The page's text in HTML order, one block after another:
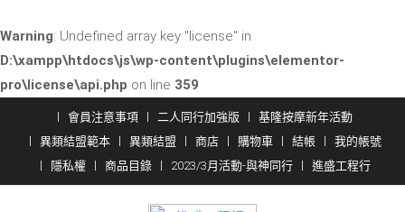
Warning: Undefined array key "license" in
D:\xampp\htdocs\js\wp-content\plugins\elementor-
pro\license\api.php on line 359
content
會員注意事項 二人同行加強版
基隆按摩新年活動
異類結盟範本
異類結盟 商店 購物車 結帳
我的帳號
隱私權
商品目錄 2023/3月活動-與神同行 進盛工程行